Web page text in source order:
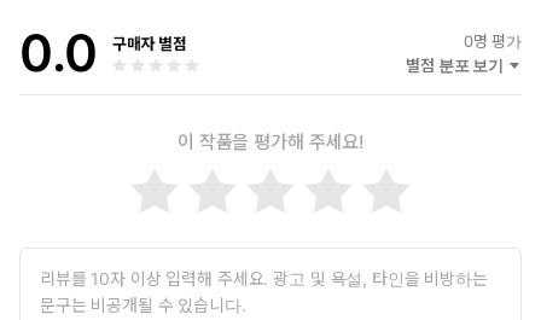
0.0 구매자 별점 0명 평가
별점 분포 보기
이 작품을 평가해 주세요!